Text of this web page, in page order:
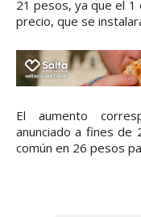
21 pesos, ya que el
precio, que se
El aumento
anunciado a fines de
común en 26 pesos